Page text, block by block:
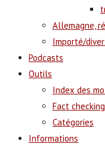
Allemagne,
Importé/
Podcasts
Outils
Index des
Fact
Catégories
Informations